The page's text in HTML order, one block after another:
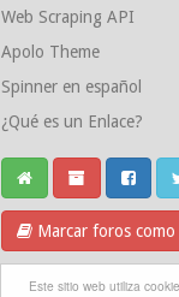
Este sitio web utiliza
Web Scraping API
Apolo Theme
Spinner en español
¿Qué es un Enlace?
Marcar foros como